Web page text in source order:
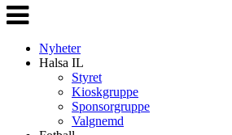
Veksle
navigasjon
Nyheter
Halsa IL
Styret
Kioskgruppe
Sponsorgruppe
Valgnemd